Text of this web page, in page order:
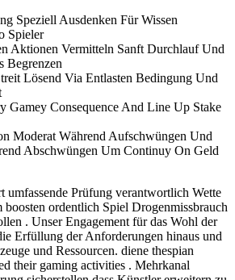
Speziell Ausdenken Für Wissen
Spieler
Aktionen Vermitteln Sanft Durchlauf Und
Begrenzen
Lösend Via Entlasten Bedingung Und
Gamey Consequence And Line Up Stake
Moderat Während Aufschwüngen Und
Abschwüngen Um Continuy On Geld
umfassende Prüfung verantwortlich Wette
boosten ordentlich Spiel Drogenmissbrauch
. Unser Engagement für das Wohl der
Erfüllung der Anforderungen hinaus und
und Ressourcen. diene thespian
their gaming activities . Mehrkanal